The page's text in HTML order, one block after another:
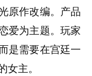
原作改编。产品
爱为主题。玩家
是需要在宫廷一
主。